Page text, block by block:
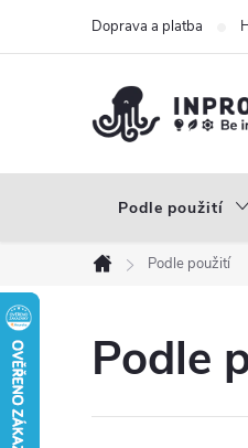
Doprava a platba
Podle použití
Domů
Podle použití
Podle